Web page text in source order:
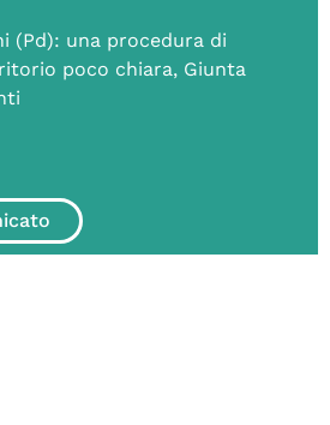
(Pd): una procedura di
poco chiara, Giunta